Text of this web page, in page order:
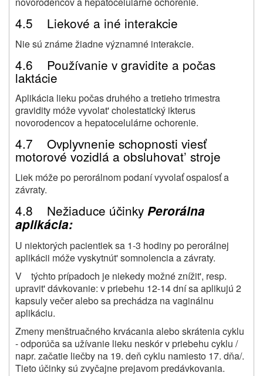
4.5 Liekové a iné interakcie
Nie sú známe žiadne významné interakcie.
4.6 Používanie v gravidite a počas
laktácie
Aplikácia lieku počas druhého a tretieho trimestra
gravidity móže vyvolat' cholestatický ikterus
novorodencov a hepatocelulárne ochorenie.
4.7 Ovplyvnenie schopnosti viesť
motorové vozidlá a obsluhovat’ stroje
Liek móže po perorálnom podaní vyvolať ospalosť a
závraty.
4.8 Nežiaduce účinky Perorálna
aplikácia:
U niektorých pacientiek sa 1-3 hodiny po perorálnej
aplikácii móže vyskytnút' somnolencia a závraty.
V týchto prípadoch je niekedy možné znížit', resp.
upravit' dávkovanie: v priebehu 12-14 dní sa aplikujú 2
kapsuly večer alebo sa prechádza na vaginálnu
aplikáciu.
Zmeny menštruačného krvácania alebo skrátenia cyklu
- odporúča sa užívanie lieku neskór v priebehu cyklu /
napr. začatie liečby na 19. deň cyklu namiesto 17. dňa/.
Tieto účinky sú zvyčajne prejavom predávkovania.